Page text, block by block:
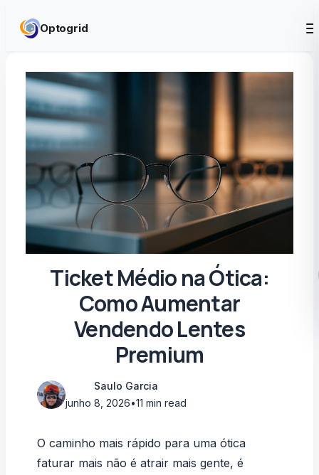
Optogrid
Ticket Médio na Ótica:
Como Aumentar
Vendendo Lentes
Premium
Saulo Garcia
junho 8, 2026•11 min read
O caminho mais rápido para uma ótica
faturar mais não é atrair mais gente, é